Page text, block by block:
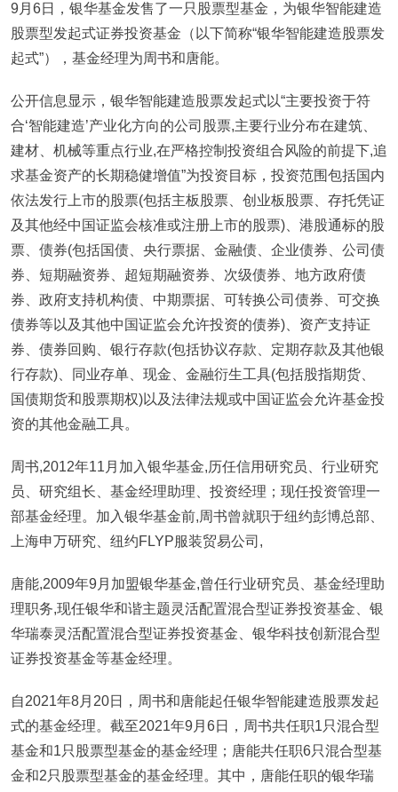
9月6日，银华基金发售了一只股票型基金，为银华智能建造
股票型发起式证券投资基金（以下简称“银华智能建造股票发
起式”），基金经理为周书和唐能。
公开信息显示，银华智能建造股票发起式以“主要投资于符
合‘智能建造’产业化方向的公司股票,主要行业分布在建筑、
建材、机械等重点行业,在严格控制投资组合风险的前提下,追
求基金资产的长期稳健增值”为投资目标，投资范围包括国内
依法发行上市的股票(包括主板股票、创业板股票、存托凭证
及其他经中国证监会核准或注册上市的股票)、港股通标的股
票、债券(包括国债、央行票据、金融债、企业债券、公司债
券、短期融资券、超短期融资券、次级债券、地方政府债
券、政府支持机构债、中期票据、可转换公司债券、可交换
债券等以及其他中国证监会允许投资的债券)、资产支持证
券、债券回购、银行存款(包括协议存款、定期存款及其他银
行存款)、同业存单、现金、金融衍生工具(包括股指期货、
国债期货和股票期权)以及法律法规或中国证监会允许基金投
资的其他金融工具。
周书,2012年11月加入银华基金,历任信用研究员、行业研究
员、研究组长、基金经理助理、投资经理；现任投资管理一
部基金经理。加入银华基金前,周书曾就职于纽约彭博总部、
上海申万研究、纽约FLYP服装贸易公司,
唐能,2009年9月加盟银华基金,曾任行业研究员、基金经理助
理职务,现任银华和谐主题灵活配置混合型证券投资基金、银
华瑞泰灵活配置混合型证券投资基金、银华科技创新混合型
证券投资基金等基金经理。
自2021年8月20日，周书和唐能起任银华智能建造股票发起
式的基金经理。截至2021年9月6日，周书共任职1只混合型
基金和1只股票型基金的基金经理；唐能共任职6只混合型基
金和2只股票型基金的基金经理。其中，唐能任职的银华瑞